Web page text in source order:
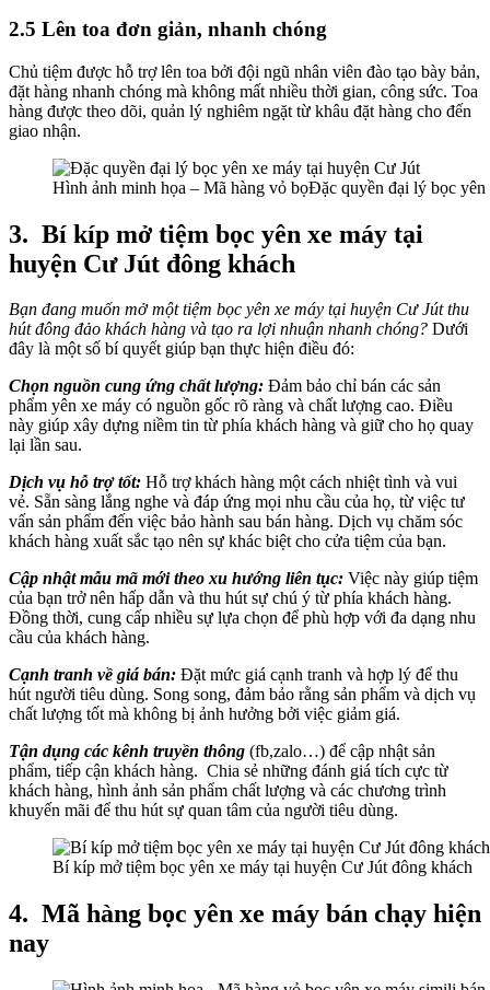
2.5 Lên toa đơn giản, nhanh chóng
Chủ tiệm được hỗ trợ lên toa bởi đội ngũ nhân viên đào tạo bày bản,
đặt hàng nhanh chóng mà không mất nhiều thời gian, công sức. Toa
hàng được theo dõi, quản lý nghiêm ngặt từ khâu đặt hàng cho đến
giao nhận.
Hình ảnh minh họa – Mã hàng vỏ bọĐặc quyền đại lý bọc
3. Bí kíp mở tiệm bọc yên xe máy tại
huyện Cư Jút đông khách
Bạn đang muốn mở một tiệm bọc yên xe máy tại huyện Cư Jút thu
hút đông đảo khách hàng và tạo ra lợi nhuận nhanh chóng? Dưới
đây là một số bí quyết giúp bạn thực hiện điều đó:
Chọn nguồn cung ứng chất lượng: Đảm bảo chỉ bán các sản
phẩm yên xe máy có nguồn gốc rõ ràng và chất lượng cao. Điều
này giúp xây dựng niềm tin từ phía khách hàng và giữ cho họ quay
lại lần sau.
Dịch vụ hỗ trợ tốt: Hỗ trợ khách hàng một cách nhiệt tình và vui
vẻ. Sẵn sàng lắng nghe và đáp ứng mọi nhu cầu của họ, từ việc tư
vấn sản phẩm đến việc bảo hành sau bán hàng. Dịch vụ chăm sóc
khách hàng xuất sắc tạo nên sự khác biệt cho cửa tiệm của bạn.
Cập nhật mẫu mã mới theo xu hướng liên tục: Việc này giúp tiệm
của bạn trở nên hấp dẫn và thu hút sự chú ý từ phía khách hàng.
Đồng thời, cung cấp nhiều sự lựa chọn để phù hợp với đa dạng nhu
cầu của khách hàng.
Cạnh tranh về giá bán: Đặt mức giá cạnh tranh và hợp lý để thu
hút người tiêu dùng. Song song, đảm bảo rằng sản phẩm và dịch vụ
chất lượng tốt mà không bị ảnh hưởng bởi việc giảm giá.
Tận dụng các kênh truyền thông (fb,zalo…) để cập nhật sản
phẩm, tiếp cận khách hàng. Chia sẻ những đánh giá tích cực từ
khách hàng, hình ảnh sản phẩm chất lượng và các chương trình
khuyến mãi để thu hút sự quan tâm của người tiêu dùng.
Bí kíp mở tiệm bọc yên xe máy tại huyện Cư Jút đông khách
4. Mã hàng bọc yên xe máy bán chạy hiện
nay